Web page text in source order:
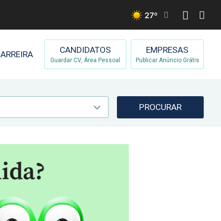
27º
CANDIDATOS
Guardar CV, Área Pessoal
EMPRESAS
Publicar Anúncio Grátis
PROCURAR